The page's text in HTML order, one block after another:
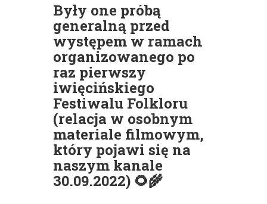
Były one próbą
generalną przed
występem w ramach
organizowanego po
raz pierwszy
iwięcińskiego
Festiwalu Folkloru
(relacja w osobnym
materiale filmowym,
który pojawi się na
naszym kanale
30.09.2022) 🌻🌾